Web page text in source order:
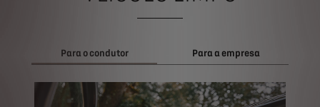
Para o condutor Para a empresa